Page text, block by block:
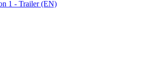
1 - Trailer (EN)